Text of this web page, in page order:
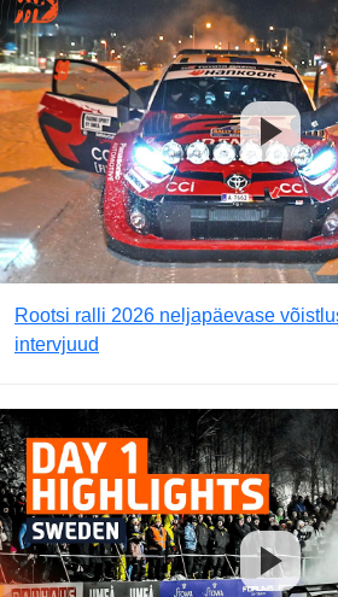
Rootsi ralli 2026 neljapäevase
intervjuud